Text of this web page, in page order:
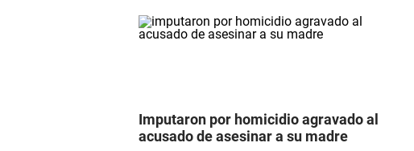
Imputaron por homicidio agravado al
acusado de asesinar a su madre